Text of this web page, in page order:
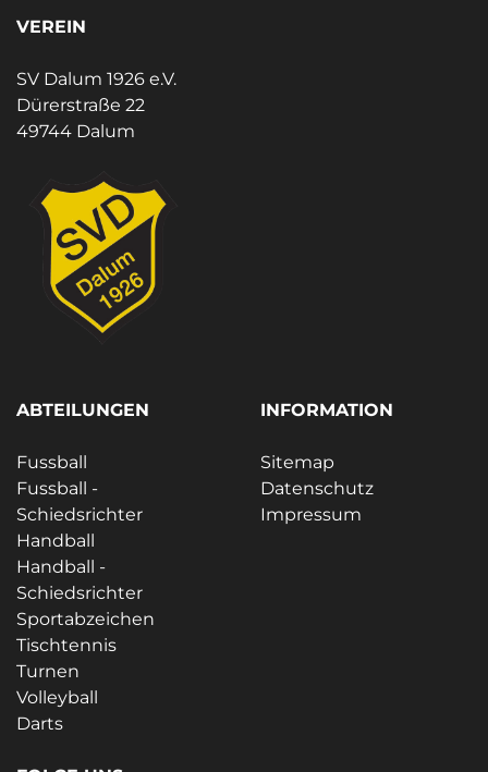
VEREIN
SV Dalum 1926 e.V.
Dürerstraße 22
49744 Dalum
ABTEILUNGEN
Fussball
Fussball -
Schiedsrichter
Handball
Handball -
Schiedsrichter
Sportabzeichen
Tischtennis
Turnen
Volleyball
Darts
INFORMATION
Sitemap
Datenschutz
Impressum